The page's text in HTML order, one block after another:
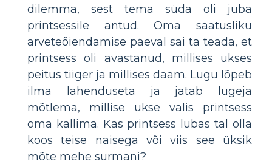
dilemma, sest tema süda oli juba
printsessile antud. Oma saatusliku
arveteõiendamise päeval sai ta teada, et
printsess oli avastanud, millises ukses
peitus tiiger ja millises daam. Lugu lõpeb
ilma lahenduseta ja jätab lugeja
mõtlema, millise ukse valis printsess
oma kallima. Kas printsess lubas tal olla
koos teise naisega või viis see üksik
mõte mehe surmani?